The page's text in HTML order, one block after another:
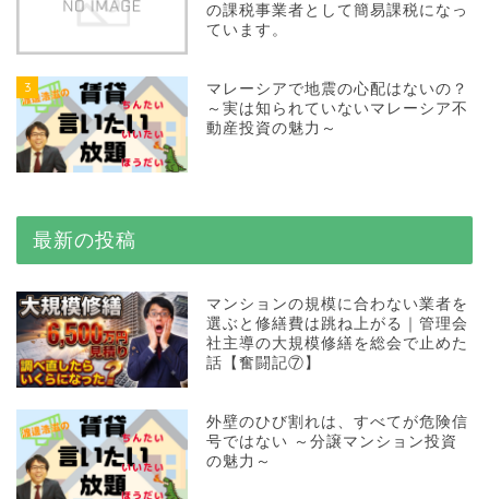
の課税事業者として簡易課税になっ
ています。
3
マレーシアで地震の心配はないの？
～実は知られていないマレーシア不
動産投資の魅力～
最新の投稿
マンションの規模に合わない業者を
選ぶと修繕費は跳ね上がる｜管理会
社主導の大規模修繕を総会で止めた
話【奮闘記⑦】
外壁のひび割れは、すべてが危険信
号ではない ～分譲マンション投資
の魅力～